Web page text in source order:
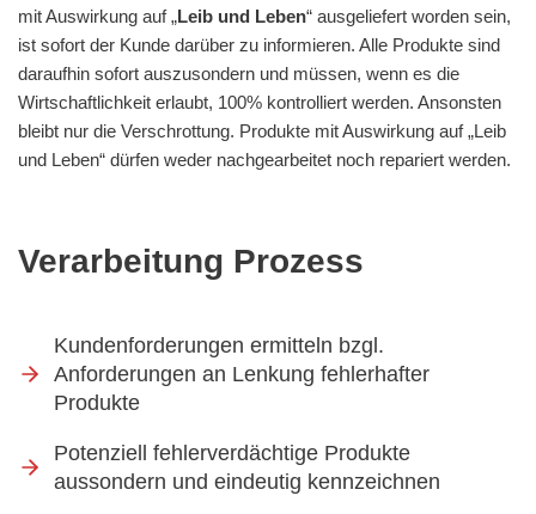
mit Auswirkung auf „Leib und Leben“ ausgeliefert worden sein,
ist sofort der Kunde darüber zu informieren. Alle Produkte sind
daraufhin sofort auszusondern und müssen, wenn es die
Wirtschaftlichkeit erlaubt, 100% kontrolliert werden. Ansonsten
bleibt nur die Verschrottung. Produkte mit Auswirkung auf „Leib
und Leben“ dürfen weder nachgearbeitet noch repariert werden.
Verarbeitung Prozess
Kundenforderungen ermitteln bzgl.
Anforderungen an Lenkung fehlerhafter
Produkte
Potenziell fehlerverdächtige Produkte
aussondern und eindeutig kennzeichnen